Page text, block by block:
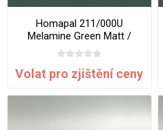
Homapal 211/000U
Melamine Green Matt /
Chalk 2440 x 1220 mm x 1
mm
Volat pro zjištění ceny